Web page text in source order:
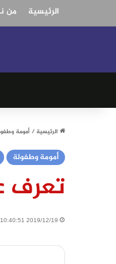
الرئيسية من
الرئيسية/أمومة
أمومة وطفولة
تعرف
2019/12/19 10:40:51 صباحًا